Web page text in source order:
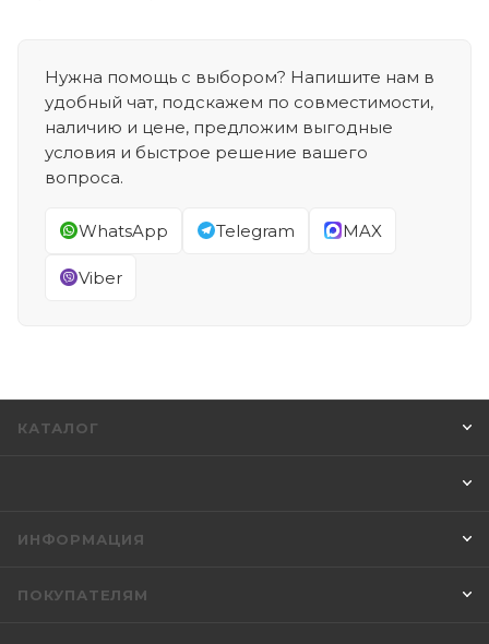
Нужна помощь с выбором? Напишите нам в
удобный чат, подскажем по совместимости,
наличию и цене, предложим выгодные
условия и быстрое решение вашего
вопроса.
WhatsApp Telegram MAX
Viber
КАТАЛОГ
ИНФОРМАЦИЯ
ПОКУПАТЕЛЯМ